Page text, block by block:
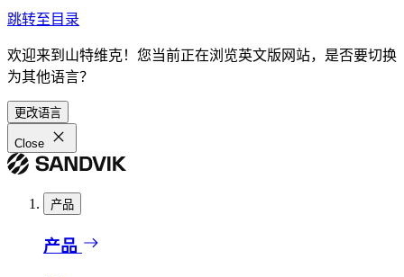
跳转至目录
欢迎来到山特维克！您当前正在浏览英文版网站，是否要切换
为其他语言？
更改语言
Close
产品
产品